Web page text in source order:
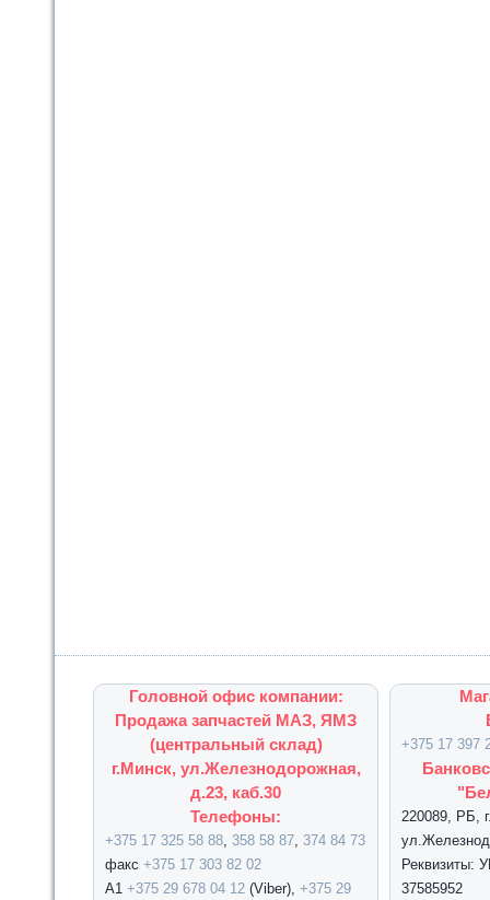
Головной офис компании:
Продажа запчастей МАЗ, ЯМЗ
(центральный склад)
г.Минск, ул.Железнодорожная,
д.23, каб.30
Телефоны:
+375 17 325 58 88, 358 58 87, 374 84 73
факс +375 17 303 82 02
А1 +375 29 678 04 12 (Viber), +375 29
+375 17 397
220089, РБ,
Реквизиты:
37585952